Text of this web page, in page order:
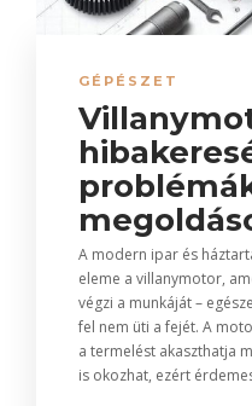
GÉPÉSZET
A modern ipar és
eleme a villanymotor,
végzi a munkáját –
fel nem üti a fejét. A
a termelést akaszthatja
is okozhat, ezért